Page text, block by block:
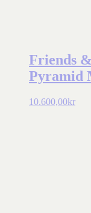
Friends
Pyramid
10.600,00kr